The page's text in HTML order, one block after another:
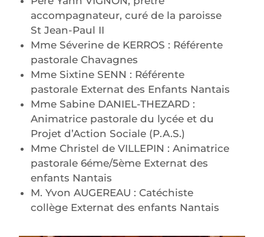
accompagnateur, curé de la paroisse
St Jean-Paul II
Mme Séverine de KERROS : Référente
pastorale Chavagnes
Mme Sixtine SENN : Référente
pastorale Externat des Enfants Nantais
Mme Sabine DANIEL-THEZARD :
Animatrice pastorale du lycée et du
Projet d’Action Sociale (P.A.S.)
Mme Christel de VILLEPIN : Animatrice
pastorale 6éme/5ème Externat des
enfants Nantais
M. Yvon AUGEREAU : Catéchiste
collège Externat des enfants Nantais